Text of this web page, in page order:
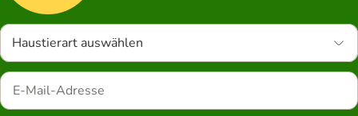
Haustierart auswählen